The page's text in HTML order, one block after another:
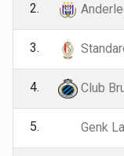
2.
3.
4. Club
5. Genk